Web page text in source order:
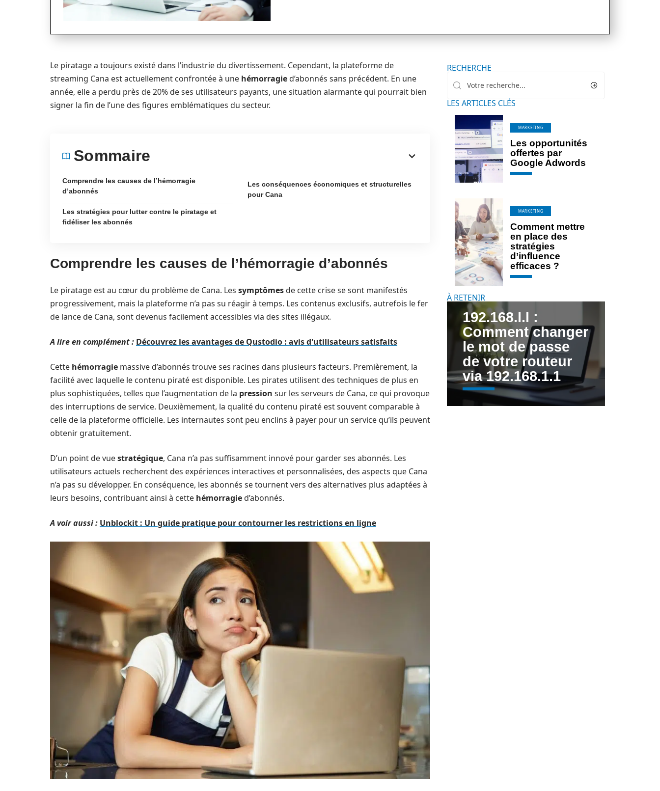
Le piratage a toujours existé dans l’industrie du divertissement. Cependant, la plateforme de
streaming Cana est actuellement confrontée à une hémorragied’abonnés sans précédent. En une
année, elle a perdu près de 20% de ses utilisateurs payants, une situation alarmante qui pourrait bien
signer la fin de l’une des figures emblématiques du secteur.
Sommaire
Comprendre les causes de l’hémorragie
d’abonnés
Les conséquences économiques et structurelles
pour Cana
Les stratégies pour lutter contre le piratage et
fidéliser les abonnés
Comprendre les causes de l’hémorragie d’abonnés
Le piratage est au cœur du problème de Cana. Les symptômesde cette crise se sont manifestés
progressivement, mais la plateforme n’a pas su réagir à temps. Les contenus exclusifs, autrefois le fer
de lance de Cana, sont devenus facilement accessibles via des sites illégaux.
A lire en complément : Découvrez les avantages de Qustodio : avis d'utilisateurs satisfaits
Cette hémorragie massive d’abonnés trouve ses racines dans plusieurs facteurs. Premièrement, la
facilité avec laquelle le contenu piraté est disponible. Les pirates utilisent des techniques de plus en
plus sophistiquées, telles que l’augmentation de la pression sur les serveurs de Cana, ce qui provoque
des interruptions de service. Deuxièmement, la qualité du contenu piraté est souvent comparable à
celle de la plateforme officielle. Les internautes sont peu enclins à payer pour un service qu’ils peuvent
obtenir gratuitement.
D’un point de vuestratégique, Cana n’a pas suffisamment innové pour garder ses abonnés. Les
utilisateurs actuels recherchent des expériences interactives et personnalisées, des aspects que Cana
n’a pas su développer. En conséquence, les abonnés se tournent vers des alternatives plus adaptées à
leurs besoins, contribuant ainsi à cette hémorragied’abonnés.
A voir aussi : Unblockit : Un guide pratique pour contourner les restrictions en ligne
RECHERCHE
LES ARTICLES CLÉS
MARKETING
Les opportunités
offertes par
Google Adwords
MARKETING
Comment mettre
en place des
stratégies
d’influence
efficaces ?
À RETENIR
192.168.l.l :
Comment changer
le mot de passe
de votre routeur
via 192.168.1.1